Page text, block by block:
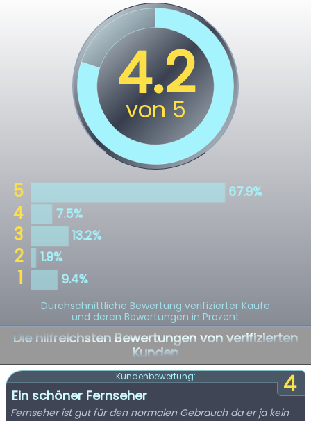
Durchschnittliche Bewertung verifizierter Käufe
und deren Bewertungen in Prozent
Die hilfreichsten Bewertungen von verifizierten
Kunden
4
Kundenbewertung:
Ein schöner Fernseher
Fernseher ist gut für den normalen Gebrauch da er ja kein